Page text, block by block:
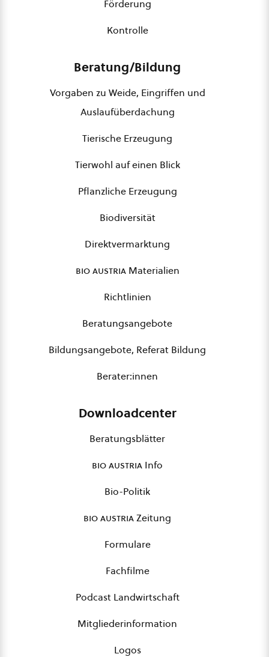
Förderung
Kontrolle
Beratung/Bildung
Vorgaben zu Weide, Eingriffen und
Auslaufüberdachung
Tierische Erzeugung
Tierwohl auf einen Blick
Pflanzliche Erzeugung
Biodiversität
Direktvermarktung
bio austriaMaterialien
Richtlinien
Beratungsangebote
Bildungsangebote, Referat Bildung
Berater:innen
Downloadcenter
Beratungsblätter
bio austria Info
Bio-Politik
bio austriaZeitung
Formulare
Fachfilme
Podcast Landwirtschaft
Mitgliederinformation
Logos